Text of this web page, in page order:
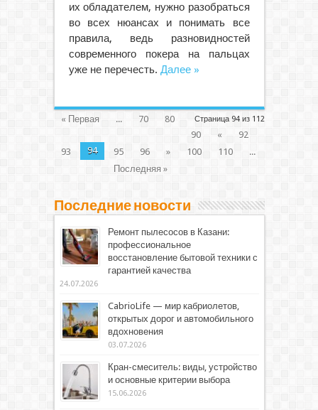
их обладателем, нужно разобраться
во всех нюансах и понимать все
правила, ведь разновидностей
современного покера на пальцах
уже не перечесть. Далее »
Страница 94 из 112
« Первая ... 70
80
90
«
92
93
94 95 96 » 100 110
...
Последняя »
Последние новости
Ремонт пылесосов в Казани:
профессиональное
восстановление бытовой техники с
гарантией качества
24.07.2026
CabrioLife — мир кабриолетов,
открытых дорог и автомобильного
вдохновения
03.07.2026
Кран-смеситель: виды, устройство
и основные критерии выбора
15.06.2026